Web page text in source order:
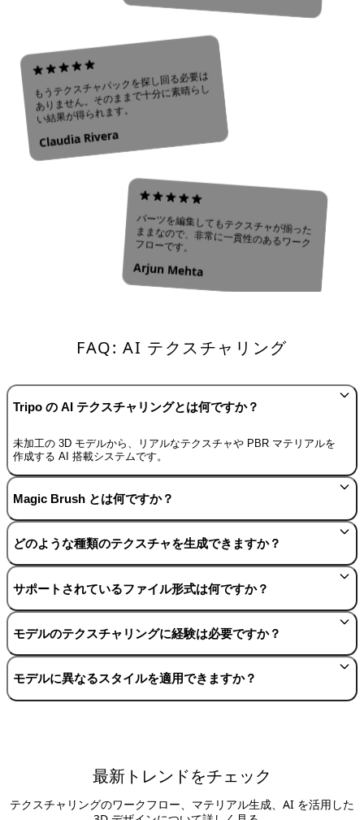
もうテクスチャパックを探し回る必要は
ありません。そのままで十分に素晴らし
い結果が得られます。
Claudia Rivera
パーツを編集してもテクスチャが揃ったままなので、非常に一貫性のあるワークフローです。
Arjun Mehta
FAQ: AI テクスチャリング
Tripo の AI テクスチャリングとは何ですか？
未加工の 3D モデルから、リアルなテクスチャや PBR マテリアルを
作成する AI 搭載システムです。
Magic Brush とは何ですか？
どのような種類のテクスチャを生成できますか？
サポートされているファイル形式は何ですか？
モデルのテクスチャリングに経験は必要ですか？
モデルに異なるスタイルを適用できますか？
最新トレンドをチェック
テクスチャリングのワークフロー、マテリアル生成、AI を活用した